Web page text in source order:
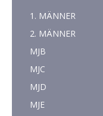
1. MÄNNER
2. MÄNNER
MJB
MJC
MJD
MJE